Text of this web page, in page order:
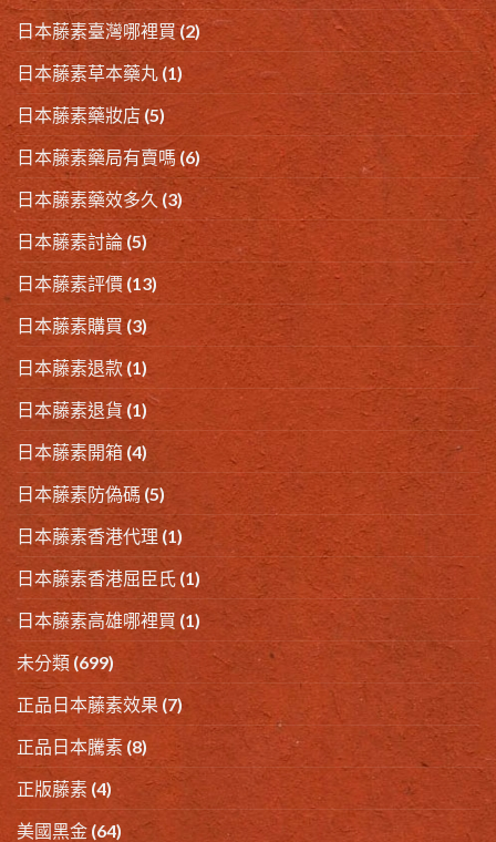
日本藤素臺灣哪裡買(2)
日本藤素草本藥丸 (1)
日本藤素藥妝店(5)
日本藤素藥局有賣嗎(6)
日本藤素藥效多久 (3)
日本藤素討論(5)
日本藤素評價 (13)
日本藤素購買(3)
日本藤素退款 (1)
日本藤素退貨 (1)
日本藤素開箱 (4)
日本藤素防偽碼 (5)
日本藤素香港代理 (1)
日本藤素香港屈臣氏 (1)
日本藤素高雄哪裡買 (1)
未分類 (699)
正品日本藤素效果 (7)
正品日本騰素 (8)
正版藤素 (4)
美國黑金 (64)